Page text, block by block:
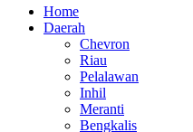
Home
Daerah
Chevron
Riau
Pelalawan
Inhil
Meranti
Bengkalis